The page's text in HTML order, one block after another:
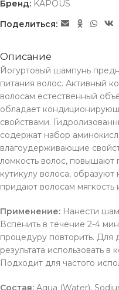
Бренд: KAPOUS
Поделиться:
Описание
Йогуртовый шампунь
питания волос. Активный
волосам естественный
обладает
свойствами.
содержат набор
влагоудерживающие
ломкость волос, повышают
кутикулу волоса,
придают волосам мягкость
Применение: Нанести
Вспенить в течение 2-4
процедуру повторить. Для
результата использовать
Подходит для частого
Состав: Aqua (Water),